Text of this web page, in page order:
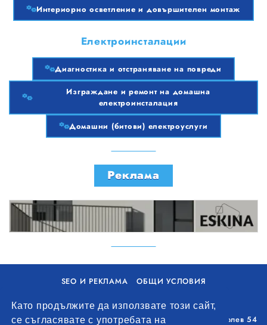
Като продължите да използвате този сайт,
се съгласявате с употребата на
Интериорно осветление и довършителен монтаж
Електроинсталации
Диагностика и отстраняване на повреди
Изграждане и ремонт на домашна
електроинсталация
Домашни (битови) електроуслуги
Реклама
SEO И РЕКЛАМА
ОБЩИ УСЛОВИЯ
Уолоу Интернешънъл ЕООД, гр. Варна, бул. Генерал Колев 54